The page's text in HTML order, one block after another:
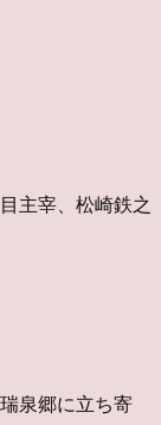
主宰、松崎鉄之
泉郷に立ち寄